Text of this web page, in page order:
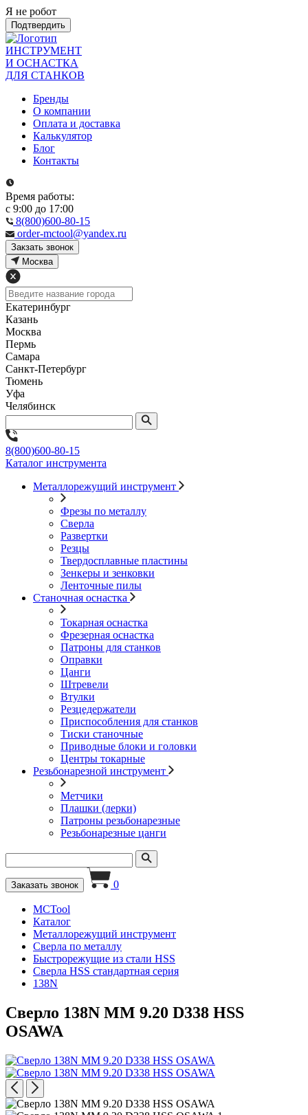
Я не робот
Подтвердить
ИНСТРУМЕНТ
И ОСНАСТКА
ДЛЯ СТАНКОВ
Бренды
О компании
Оплата и доставка
Калькулятор
Блог
Контакты
Время работы:
с 9:00 до 17:00
8(800)600-80-15
order-mctool@yandex.ru
Закзать звонок
Москва
Екатеринбург
Казань
Москва
Пермь
Самара
Санкт-Петербург
Тюмень
Уфа
Челябинск
8(800)600-80-15
Каталог инструмента
Металлорежущий инструмент
Фрезы по металлу
Сверла
Развертки
Резцы
Твердосплавные пластины
Зенкеры и зенковки
Ленточные пилы
Станочная оснастка
Токарная оснастка
Фрезерная оснастка
Патроны для станков
Оправки
Цанги
Штревели
Втулки
Резцедержатели
Приспособления для станков
Тиски станочные
Приводные блоки и головки
Центры токарные
Резьбонарезной инструмент
Метчики
Плашки (лерки)
Патроны резьбонарезные
Резьбонарезные цанги
Заказать звонок 0
MCTool
Каталог
Металлорежущий инструмент
Сверла по металлу
Быстрорежущие из стали HSS
Сверла HSS стандартная серия
138N
Сверло 138N MM 9.20 D338 HSS
OSAWA